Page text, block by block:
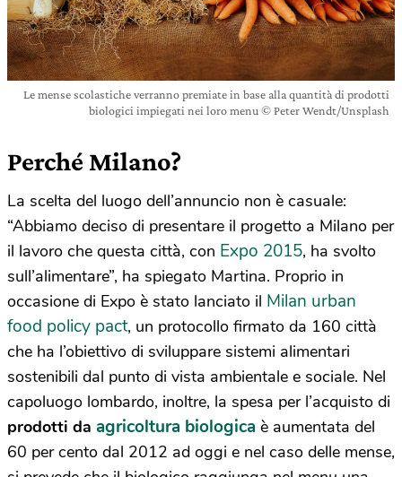
Le mense scolastiche verranno premiate in base alla quantità di prodotti
biologici impiegati nei loro menu © Peter Wendt/Unsplash
Perché Milano?
La scelta del luogo dell’annuncio non è casuale:
“Abbiamo deciso di presentare il progetto a Milano per
il lavoro che questa città, con Expo 2015, ha svolto
sull’alimentare”, ha spiegato Martina. Proprio in
occasione di Expo è stato lanciato il Milan urban
food policy pact, un protocollo firmato da 160 città
che ha l’obiettivo di sviluppare sistemi alimentari
sostenibili dal punto di vista ambientale e sociale. Nel
capoluogo lombardo, inoltre, la spesa per l’acquisto di
prodotti da agricoltura biologica è aumentata del
60 per cento dal 2012 ad oggi e nel caso delle mense,